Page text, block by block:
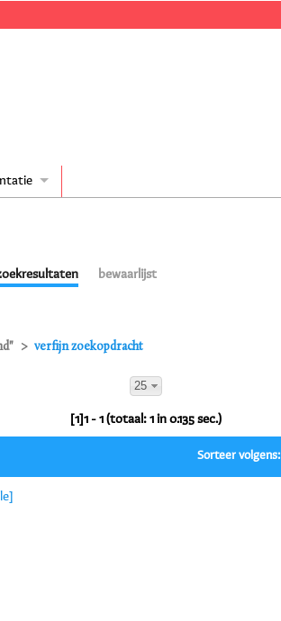
bewaarlijst
verfijn zoekopdracht
25
[1]1 - 1 (totaal: 1 in 0.135 sec.)
Sorteer volgens: